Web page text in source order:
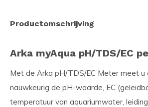
Productomschrijving
Arka myAqua pH/TDS/EC
Met de Arka pH/TDS/EC Meter meet u
nauwkeurig de pH-waarde, EC
temperatuur van aquariumwater,